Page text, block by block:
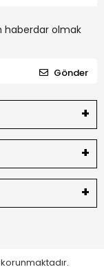
haberdar olmak
Gönder